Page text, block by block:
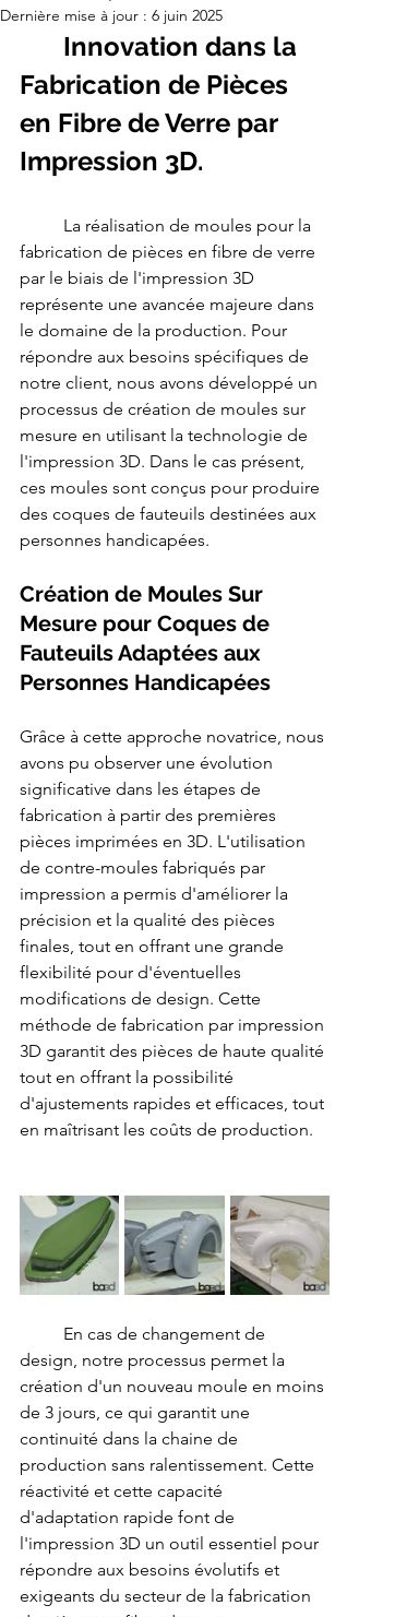
technologies
haute
précision
CFF
fibre
carbone
continue
CNRS,
Mitsubishi
L'Occitane.
Délai
livraison
standard
Devis
gratuit
sous
Dernière mise à jour : 6 juin 2025
Fabrication de Pièces
en Fibre de Verre par
Impression 3D.
fabrication de pièces en fibre de verre
par le biais de l'impression 3D
représente une avancée majeure dans
le domaine de la production. Pour
répondre aux besoins spécifiques de
notre client, nous avons développé un
processus de création de moules sur
mesure en utilisant la technologie de
l'impression 3D. Dans le cas présent,
ces moules sont conçus pour produire
des coques de fauteuils destinées aux
personnes handicapées.
Création de Moules Sur
Mesure pour Coques de
Fauteuils Adaptées aux
Personnes Handicapées
Grâce à cette approche novatrice, nous
avons pu observer une évolution
significative dans les étapes de
fabrication à partir des premières
pièces imprimées en 3D. L'utilisation
de contre-moules fabriqués par
impression a permis d'améliorer la
précision et la qualité des pièces
finales, tout en offrant une grande
flexibilité pour d'éventuelles
modifications de design. Cette
méthode de fabrication par impression
3D garantit des pièces de haute qualité
tout en offrant la possibilité
d'ajustements rapides et efficaces, tout
en maîtrisant les coûts de production.
design, notre processus permet la
création d'un nouveau moule en moins
de 3 jours, ce qui garantit une
continuité dans la chaine de
production sans ralentissement. Cette
réactivité et cette capacité
d'adaptation rapide font de
l'impression 3D un outil essentiel pour
répondre aux besoins évolutifs et
exigeants du secteur de la fabrication